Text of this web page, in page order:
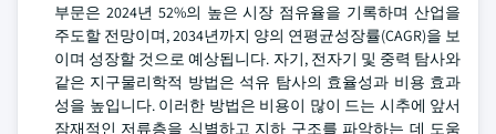
부문은 2024년 52%의 높은 시장 점유율을 기록하며 산업을
주도할 전망이며, 2034년까지 양의 연평균성장률(CAGR)을 보
이며 성장할 것으로 예상됩니다. 자기, 전자기 및 중력 탐사와
같은 지구물리학적 방법은 석유 탐사의 효율성과 비용 효과
성을 높입니다. 이러한 방법은 비용이 많이 드는 시추에 앞서
잠재적인 저류층을 식별하고 지하 구조를 파악하는 데 도움